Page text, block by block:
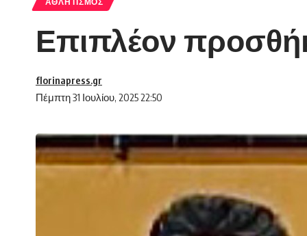
Επιπλέον
Πέμπτη 31 Ιουλίου, 2025 22:50
florinapress.gr